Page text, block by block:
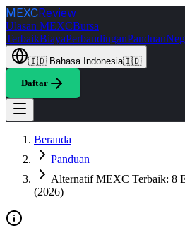
MEXCReview
Ulasan MEXCBursa
TerbaikBiayaPerbandinganPanduan
🇮🇩 Bahasa Indonesia🇮🇩
Daftar
Beranda
Panduan
Alternatif MEXC Terbaik: 8
(2026)